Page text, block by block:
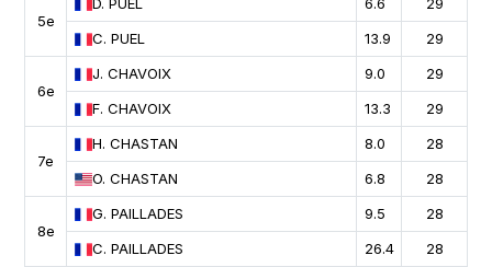
5e
D. PUEL 6.6
29
C. PUEL 13.9 29
6e
J. CHAVOIX 9.0
29
F. CHAVOIX 13.3 29
7e
H. CHASTAN 8.0
28
O. CHASTAN 6.8 28
8e
G. PAILLADES 9.5
28
C. PAILLADES 26.4 28